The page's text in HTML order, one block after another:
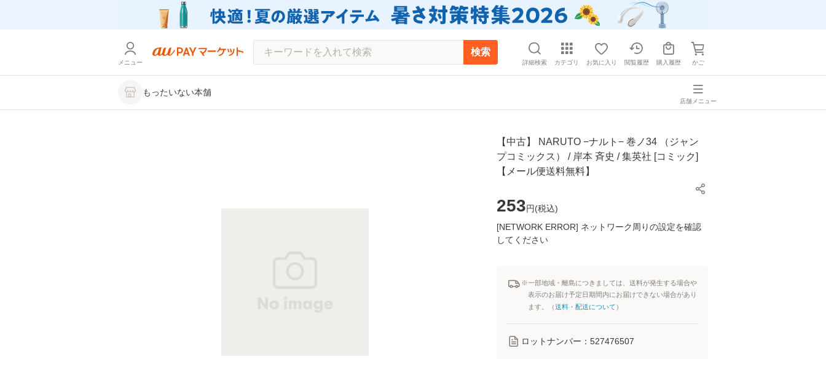
メニュー
検索
詳細検索 カテゴリ お気に入り 閲覧履歴 購入履歴 かご
もったいない本舗
店舗メニュー
【中古】 NARUTO −ナルト− 巻ノ34 （ジャン
プコミックス） / 岸本 斉史 / 集英社 [コミック]
【メール便送料無料】
253円(税込)
[NETWORK ERROR] ネットワーク周りの設定を確認
してください
※一部地域・離島につきましては、送料が発生する場合や
表示のお届け予定日期間内にお届けできない場合があり
ます。（送料・配送について ）
ロットナンバー： 527476507